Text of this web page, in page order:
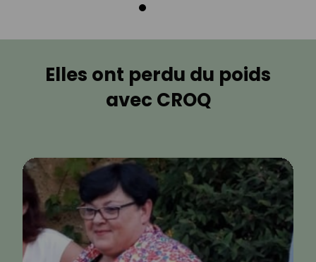
Elles ont perdu du poids
avec CROQ